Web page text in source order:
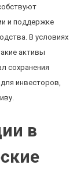
и поддержке
В условиях
активы
сохранения
инвесторов,
в